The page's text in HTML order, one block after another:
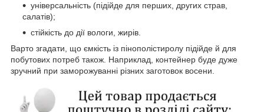
універсальність (підійде для перших, других страв,
салатів);
стійкість до дії вологи, жирів.
Варто згадати, що ємкість із пінополістиролу підійде й для
побутових потреб також. Наприклад, контейнер буде дуже
зручний при заморожуванні різних заготовок восени.